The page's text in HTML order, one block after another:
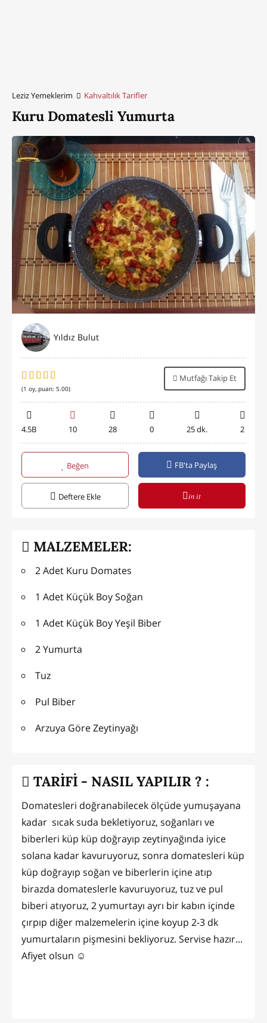
Leziz Yemeklerim Kahvaltılık Tarifler
Kuru Domatesli Yumurta
Yıldız Bulut
(1 oy, puan: 5.00)
Mutfağı Takip Et
4.5B 10 28 0 25 dk. 2
Beğen FB'ta Paylaş
Deftere Ekle in it
MALZEMELER:
2 Adet Kuru Domates
1 Adet Küçük Boy Soğan
1 Adet Küçük Boy Yeşil Biber
2 Yumurta
Tuz
Pul Biber
Arzuya Göre Zeytinyağı
TARİFİ - NASIL YAPILIR ? :
Domatesleri doğranabilecek ölçüde yumuşayana
kadar sıcak suda bekletiyoruz, soğanları ve
biberleri küp küp doğrayıp zeytinyağında iyice
solana kadar kavuruyoruz, sonra domatesleri küp
küp doğrayıp soğan ve biberlerin içine atıp
birazda domateslerle kavuruyoruz, tuz ve pul
biberi atıyoruz, 2 yumurtayı ayrı bir kabın içinde
çırpıp diğer malzemelerin içine koyup 2-3 dk
yumurtaların pişmesini bekliyoruz. Servise hazır...
Afiyet olsun ☺️